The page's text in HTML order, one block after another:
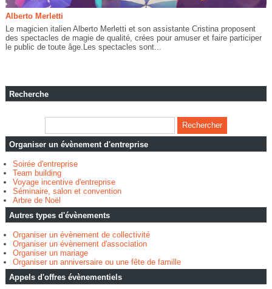
Alberto Merletti
Le magicien italien Alberto Merletti et son assistante Cristina proposent
des spectacles de magie de qualité, crées pour amuser et faire participer
le public de toute âge.Les spectacles sont...
Recherche
Organiser un évènement d'entreprise
Soirée d'entreprise
Team building
Voyage incentive d'entreprise
Séminaire, salon et convention
Arbre de Noël
Autres types d'évènements
Organiser un évènement de collectivité
Organiser un évènement d'association
Organiser un mariage
Organiser un anniversaire ou une fête de famille
Appels d'offres évènementiels